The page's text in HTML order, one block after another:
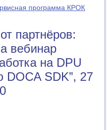
программа КРОК
партнёров:
вебинар
на DPU
SDK”, 27